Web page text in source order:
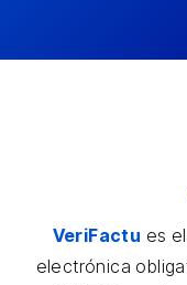
VeriFactu es
electrónica